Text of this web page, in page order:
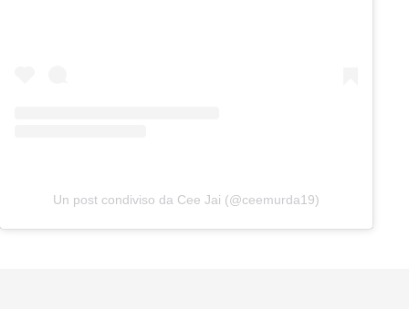
Un post condiviso da Cee Jai (@ceemurda19)